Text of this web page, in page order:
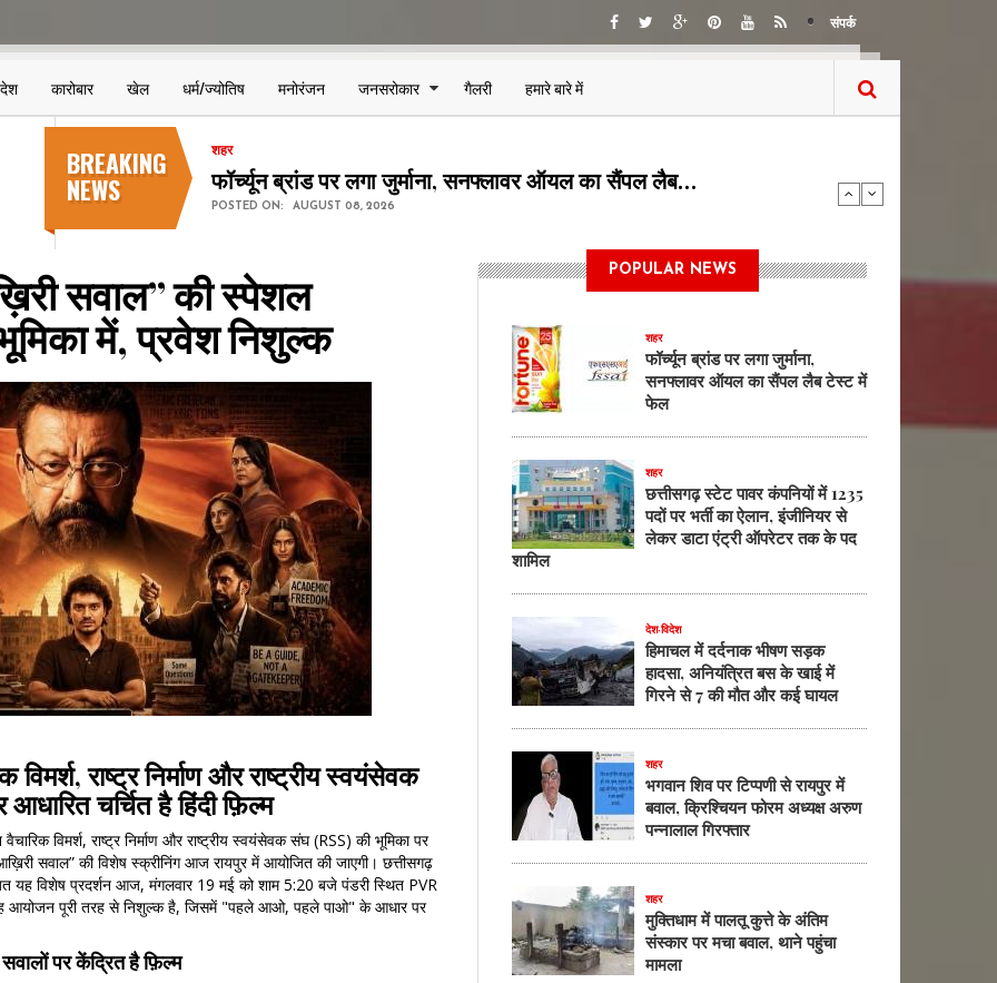
संपर्क
कारोबार खेल धर्म/ज्योतिष मनोरंजन जनसरोकार गैलरी हमारे बारे में
BREAKING
NEWS
शहर
छत्तीसगढ़ स्टेट पावर कंपनियों में 1235 पदों पर भर्ती का…
POSTED ON: AUGUST 08, 2026
सवाल” की स्पेशल
में, प्रवेश निशुल्क
विमर्श, राष्ट्र निर्माण और राष्ट्रीय स्वयंसेवक
चर्चित है हिंदी फ़िल्म
विमर्श, राष्ट्र निर्माण और राष्ट्रीय स्वयंसेवक संघ (RSS) की भूमिका पर
सवाल” की विशेष स्क्रीनिंग आज रायपुर में आयोजित की जाएगी। छत्तीसगढ़
यह विशेष प्रदर्शन आज, मंगलवार 19 मई को शाम 5:20 बजे पंडरी स्थित PVR
आयोजन पूरी तरह से निशुल्क है, जिसमें "पहले आओ, पहले पाओ" के आधार पर
पर केंद्रित है फ़िल्म
POPULAR NEWS
शहर
फॉर्च्यून ब्रांड पर लगा जुर्माना,
सनफ्लावर ऑयल का सैंपल लैब टेस्ट में
फेल
शहर
छत्तीसगढ़ स्टेट पावर कंपनियों में 1235
पदों पर भर्ती का ऐलान, इंजीनियर से
लेकर डाटा एंट्री ऑपरेटर तक के पद
शामिल
देश-विदेश
हिमाचल में दर्दनाक भीषण सड़क
हादसा, अनियंत्रित बस के खाई में
गिरने से 7 की मौत और कई घायल
शहर
भगवान शिव पर टिप्पणी से रायपुर में
बवाल, क्रिश्चियन फोरम अध्यक्ष अरुण
पन्नालाल गिरफ्तार
शहर
मुक्तिधाम में पालतू कुत्ते के अंतिम
संस्कार पर मचा बवाल, थाने पहुंचा
मामला